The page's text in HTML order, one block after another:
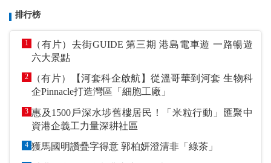
排行榜
1
（有片）去街GUIDE 第三期 港島電車遊 一路暢遊
六大景點
2
（有片）【河套科企啟航】從溫哥華到河套 生物科
企Pinnacle打造灣區「細胞工廠」
3 惠及1500戶深水埗舊樓居民！「米粒行動」匯聚中
資港企義工力量深耕社區
4 獲馬國明讚疊字得意 郭柏妍澄清非「綠茶」